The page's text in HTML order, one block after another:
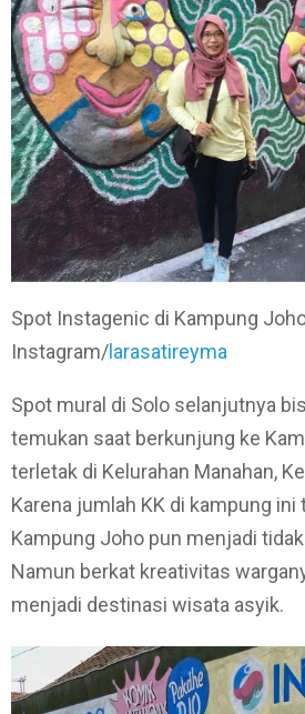
Spot Instagenic di Kampung
Instagram/ larasatireyma
Spot mural di Solo selanjutnya
temukan saat berkunjung ke
terletak di Kelurahan Manahan,
Karena jumlah KK di kampung
Kampung Joho pun menjadi
Namun berkat kreativitas
menjadi destinasi wisata asyik.